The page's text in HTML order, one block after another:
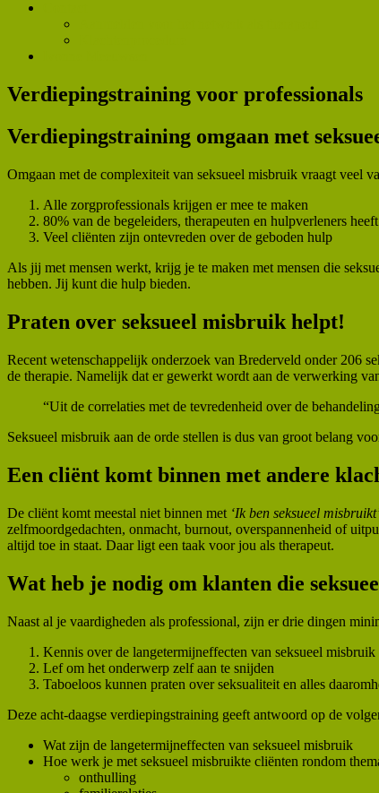
Verdiepingstraining voor professionals
Verdiepingstraining omgaan met
Omgaan met de complexiteit van seksueel misbruik vraagt veel
Alle zorgprofessionals krijgen er mee te maken
80% van de begeleiders, therapeuten en hulpverleners
Veel cliënten zijn ontevreden over de geboden hulp
Als jij met mensen werkt, krijg je te maken met mensen die
hebben. Jij kunt die hulp bieden.
Praten over seksueel misbruik helpt!
Recent wetenschappelijk onderzoek van Brederveld onder 206
de therapie. Namelijk dat er gewerkt wordt aan de verwerking
“Uit de correlaties met de tevredenheid over de
Seksueel misbruik aan de orde stellen is dus van groot belang
Een cliënt komt binnen met andere
De cliënt komt meestal niet binnen met ‘Ik ben seksueel
zelfmoordgedachten, onmacht, burnout, overspannenheid of
altijd toe in staat. Daar ligt een taak voor jou als therapeut.
Wat heb je nodig om klanten die
Naast al je vaardigheden als professional, zijn er drie dingen
Kennis over de langetermijneffecten van seksueel misbruik
Lef om het onderwerp zelf aan te snijden
Taboeloos kunnen praten over seksualiteit en alles
Deze acht-daagse verdiepingstraining geeft antwoord op de
Wat zijn de langetermijneffecten van seksueel misbruik
Hoe werk je met seksueel misbruikte cliënten rondom
onthulling